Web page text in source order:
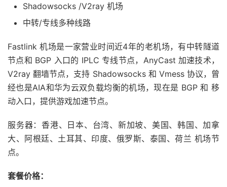
Shadowsocks /V2ray 机场
中转/专线多种线路
Fastlink 机场是一家营业时间近4年的老机场，有中转隧道
节点和 BGP 入口的 IPLC 专线节点，AnyCast 加速技术，
V2ray 翻墙节点，支持 Shadowsocks 和 Vmess 协议，曾
经也是AIA和华为云双负载均衡的机场，现在是 BGP 和 移
动入口，提供游戏加速节点。
服务器：香港、日本、台湾、新加坡、美国、韩国、加拿
大、阿根廷、土耳其、印度、俄罗斯、泰国、荷兰 机场节
点。
套餐价格：